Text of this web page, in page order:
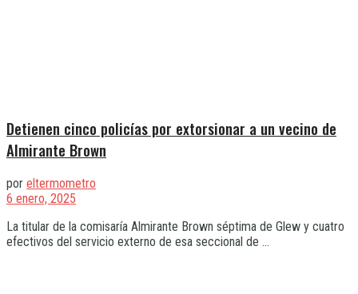
Detienen cinco policías por extorsionar a un vecino de
Almirante Brown
por eltermometro
6 enero, 2025
La titular de la comisaría Almirante Brown séptima de Glew y cuatro
efectivos del servicio externo de esa seccional de ...